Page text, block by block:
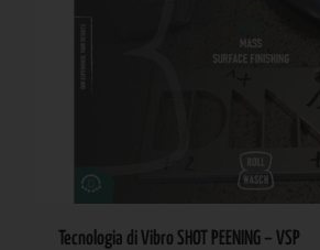
Tecnologia di Vibro SHOT PEENING – VSP